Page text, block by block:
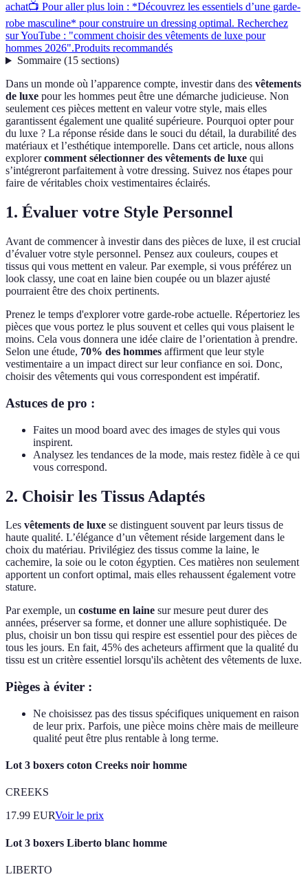
achat📺 Pour aller plus loin : *Découvrez les essentiels d’une garde-
robe masculine* pour construire un dressing optimal. Recherchez
sur YouTube : "comment choisir des vêtements de luxe pour
hommes 2026".Produits recommandés
Sommaire(15 sections)
Dans un monde où l’apparence compte, investir dans des vêtements
de luxe pour les hommes peut être une démarche judicieuse. Non
seulement ces pièces mettent en valeur votre style, mais elles
garantissent également une qualité supérieure. Pourquoi opter pour
du luxe ? La réponse réside dans le souci du détail, la durabilité des
matériaux et l’esthétique intemporelle. Dans cet article, nous allons
explorercomment sélectionner des vêtements de luxe qui
s’intégreront parfaitement à votre dressing. Suivez nos étapes pour
faire de véritables choix vestimentaires éclairés.
1. Évaluer votre Style Personnel
Avant de commencer à investir dans des pièces de luxe, il est crucial
d’évaluer votre style personnel. Pensez aux couleurs, coupes et
tissus qui vous mettent en valeur. Par exemple, si vous préférez un
look classy, une coat en laine bien coupée ou un blazer ajusté
pourraient être des choix pertinents.
Prenez le temps d'explorer votre garde-robe actuelle. Répertoriez les
pièces que vous portez le plus souvent et celles qui vous plaisent le
moins. Cela vous donnera une idée claire de l’orientation à prendre.
Selon une étude, 70% des hommes affirment que leur style
vestimentaire a un impact direct sur leur confiance en soi. Donc,
choisir des vêtements qui vous correspondent est impératif.
Astuces de pro :
Faites un mood board avec des images de styles qui vous
inspirent.
Analysez les tendances de la mode, mais restez fidèle à ce qui
vous correspond.
2. Choisir les Tissus Adaptés
Les vêtements de luxe se distinguent souvent par leurs tissus de
haute qualité. L’élégance d’un vêtement réside largement dans le
choix du matériau. Privilégiez des tissus comme la laine, le
cachemire, la soie ou le coton égyptien. Ces matières non seulement
apportent un confort optimal, mais elles rehaussent également votre
stature.
Par exemple, un costume en laine sur mesure peut durer des
années, préserver sa forme, et donner une allure sophistiquée. De
plus, choisir un bon tissu qui respire est essentiel pour des pièces de
tous les jours. En fait, 45% des acheteurs affirment que la qualité du
tissu est un critère essentiel lorsqu'ils achètent des vêtements de luxe.
Pièges à éviter :
Ne choisissez pas des tissus spécifiques uniquement en raison
de leur prix. Parfois, une pièce moins chère mais de meilleure
qualité peut être plus rentable à long terme.
Lot 3 boxers coton Creeks noir homme
CREEKS
17.99 EURVoir le prix
Lot 3 boxers Liberto blanc homme
LIBERTO